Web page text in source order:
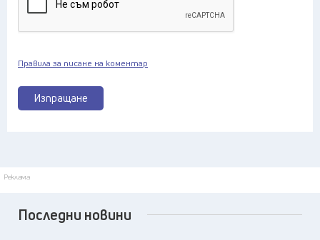
Изпращане
Правила за писане на коментар
Реклама
Последни новини